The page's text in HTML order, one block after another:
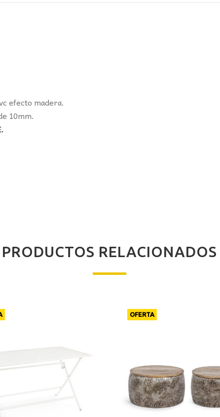
efecto madera.
10mm.
PRODUCTOS RELACIONADOS
OFERTA